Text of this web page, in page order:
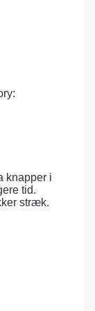
knapper i
tid.
stræk.